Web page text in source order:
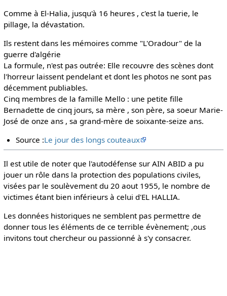
Comme à El-Halia, jusqu'à 16 heures , c'est la tuerie, le
pillage, la dévastation.
Ils restent dans les mémoires comme "L'Oradour" de la
guerre d'algérie
La formule, n'est pas outrée: Elle recouvre des scènes dont
l'horreur laissent pendelant et dont les photos ne sont pas
décemment publiables.
Cinq membres de la famille Mello : une petite fille
Bernadette de cinq jours, sa mère , son père, sa soeur Marie-
José de onze ans , sa grand-mère de soixante-seize ans.
Source :Le jour des longs couteaux
Il est utile de noter que l'autodéfense sur AIN ABID a pu
jouer un rôle dans la protection des populations civiles,
visées par le soulèvement du 20 aout 1955, le nombre de
victimes étant bien inférieurs à celui d'EL HALLIA.
Les données historiques ne semblent pas permettre de
donner tous les éléments de ce terrible évènement; ,ous
invitons tout chercheur ou passionné à s'y consacrer.